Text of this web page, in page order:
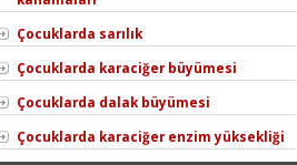
Çocuklarda sarılık
Çocuklarda karaciğer büyümesi
Çocuklarda dalak büyümesi
Çocuklarda karaciğer enzim yüksekliği